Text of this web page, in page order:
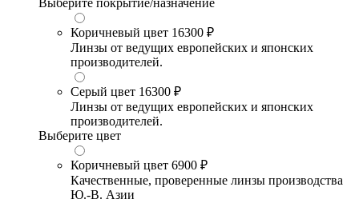
Выберите покрытие/назначение
Коричневый цвет 16300 ₽
Линзы от ведущих европейских и японских
производителей.
Серый цвет 16300 ₽
Линзы от ведущих европейских и японских
производителей.
Выберите цвет
Коричневый цвет 6900 ₽
Качественные, проверенные линзы производства
Ю.-В. Азии